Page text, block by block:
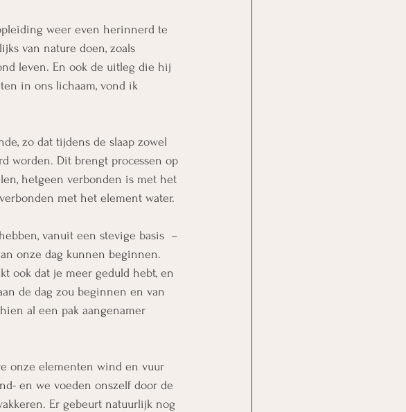
weer even herinnerd te
van nature doen, zoals
leven. En ook de uitleg die hij
in ons lichaam, vond ik
zo dat tijdens de slaap zowel
worden. Dit brengt processen op
hetgeen verbonden is met het
met het element water.
vanuit een stevige basis  –
onze dag kunnen beginnen.
ook dat je meer geduld hebt, en
de dag zou beginnen en van
al een pak aangenamer
onze elementen wind en vuur
en we voeden onszelf door de
Er gebeurt natuurlijk nog